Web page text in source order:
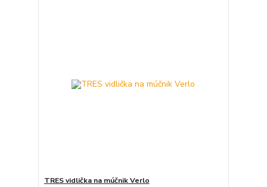
TRES vidlička na múčnik Verlo